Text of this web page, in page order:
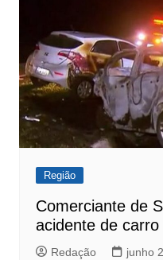
Região
Comerciante de
acidente de carro
Redação junho